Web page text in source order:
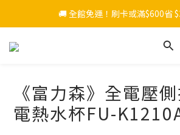
🚚 全館免運！刷卡或滿$600省
《富力森》全電壓
電熱水杯FU-